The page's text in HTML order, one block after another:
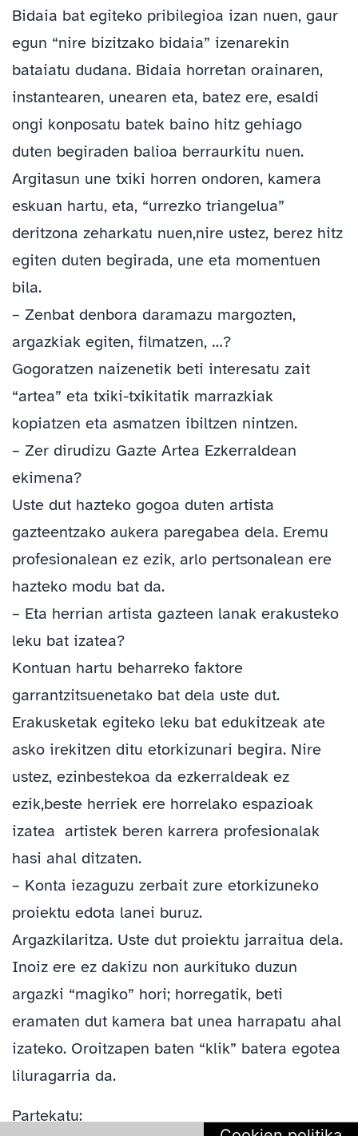
Bidaia bat egiteko pribilegioa izan nuen, gaur
egun “nire bizitzako bidaia” izenarekin
bataiatu dudana. Bidaia horretan orainaren,
instantearen, unearen eta, batez ere, esaldi
ongi konposatu batek baino hitz gehiago
duten begiraden balioa berraurkitu nuen.
Argitasun une txiki horren ondoren, kamera
eskuan hartu, eta, “urrezko triangelua”
deritzona zeharkatu nuen,nire ustez, berez hitz
egiten duten begirada, une eta momentuen
bila.
– Zenbat denbora daramazu margozten,
argazkiak egiten, filmatzen, …?
Gogoratzen naizenetik beti interesatu zait
“artea” eta txiki-txikitatik marrazkiak
kopiatzen eta asmatzen ibiltzen nintzen.
– Zer dirudizu Gazte Artea Ezkerraldean
ekimena?
Uste dut hazteko gogoa duten artista
gazteentzako aukera paregabea dela. Eremu
profesionalean ez ezik, arlo pertsonalean ere
hazteko modu bat da.
– Eta herrian artista gazteen lanak erakusteko
leku bat izatea?
Kontuan hartu beharreko faktore
garrantzitsuenetako bat dela uste dut.
Erakusketak egiteko leku bat edukitzeak ate
asko irekitzen ditu etorkizunari begira. Nire
ustez, ezinbestekoa da ezkerraldeak ez
ezik,beste herriek ere horrelako espazioak
izatea artistek beren karrera profesionalak
hasi ahal ditzaten.
– Konta iezaguzu zerbait zure etorkizuneko
proiektu edota lanei buruz.
Argazkilaritza. Uste dut proiektu jarraitua dela.
Inoiz ere ez dakizu non aurkituko duzun
argazki “magiko” hori; horregatik, beti
eramaten dut kamera bat unea harrapatu ahal
izateko. Oroitzapen baten “klik” batera egotea
liluragarria da.
Partekatu: